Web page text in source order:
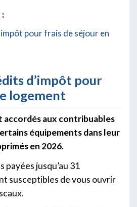
pour frais de séjour en
d’impôt pour
logement
accordés aux contribuables
équipements dans leur
en 2026.
payées jusqu’au 31
susceptibles de vous ouvrir